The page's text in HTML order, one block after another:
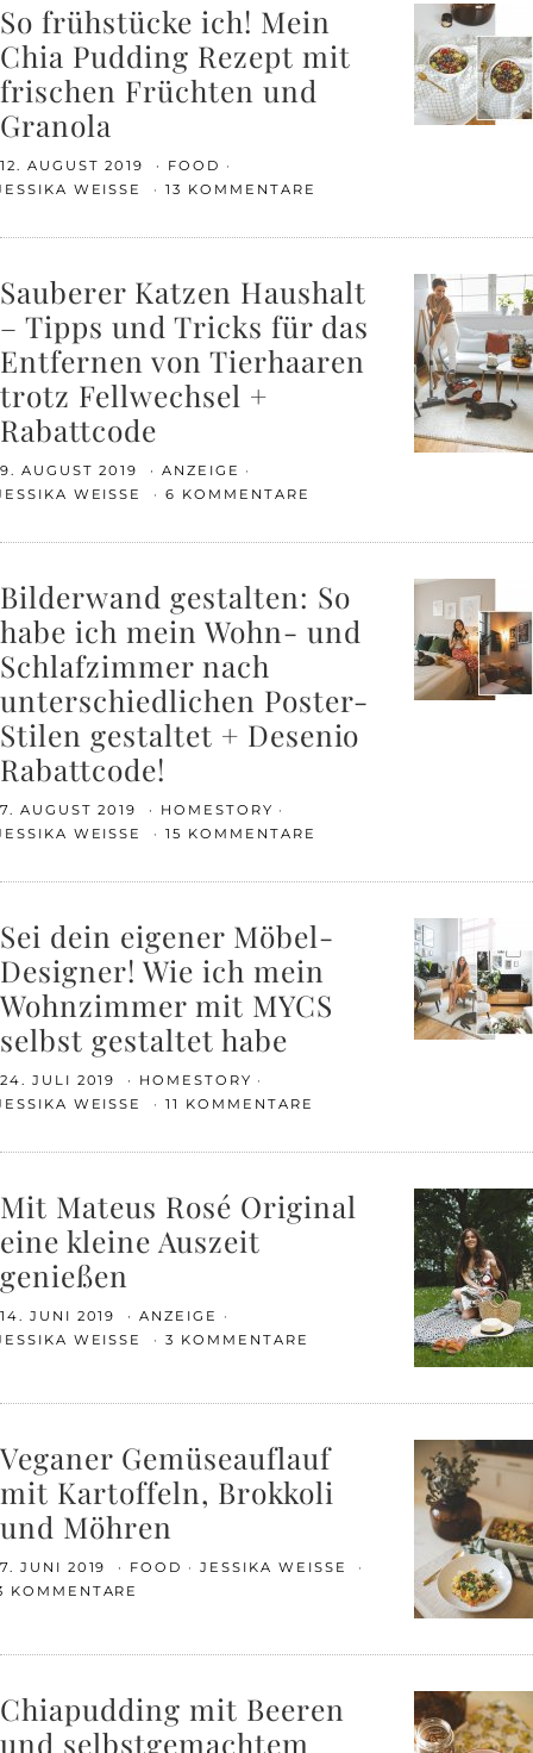
So frühstücke ich! Mein
Chia Pudding Rezept mit
frischen Früchten und
Granola
12. AUGUST 2019
FOOD
WEISSE
13 KOMMENTARE
Sauberer Katzen Haushalt
– Tipps und Tricks für das
Entfernen von Tierhaaren
trotz Fellwechsel +
Rabattcode
9. AUGUST 2019
ANZEIGE
WEISSE
6 KOMMENTARE
Bilderwand gestalten: So
habe ich mein Wohn- und
Schlafzimmer nach
unterschiedlichen Poster-
Stilen gestaltet + Desenio
Rabattcode!
7. AUGUST 2019
HOMESTORY
WEISSE
15 KOMMENTARE
Sei dein eigener Möbel-
Designer! Wie ich mein
Wohnzimmer mit MYCS
selbst gestaltet habe
24. JULI 2019
HOMESTORY
WEISSE
11 KOMMENTARE
Mit Mateus Rosé Original
eine kleine Auszeit
genießen
14. JUNI 2019
ANZEIGE
WEISSE
3 KOMMENTARE
Veganer Gemüseauflauf
mit Kartoffeln, Brokkoli
und Möhren
7. JUNI 2019 FOOD
JESSIKA WEISSE
KOMMENTARE
Chiapudding mit Beeren
und selbstgemachtem